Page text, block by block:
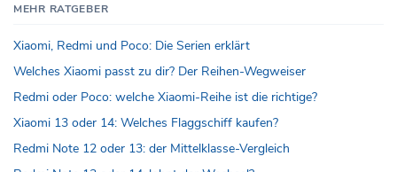
MEHR RATGEBER
Xiaomi, Redmi und Poco: Die Serien erklärt
Welches Xiaomi passt zu dir? Der Reihen-Wegweiser
Redmi oder Poco: welche Xiaomi-Reihe ist die richtige?
Xiaomi 13 oder 14: Welches Flaggschiff kaufen?
Redmi Note 12 oder 13: der Mittelklasse-Vergleich